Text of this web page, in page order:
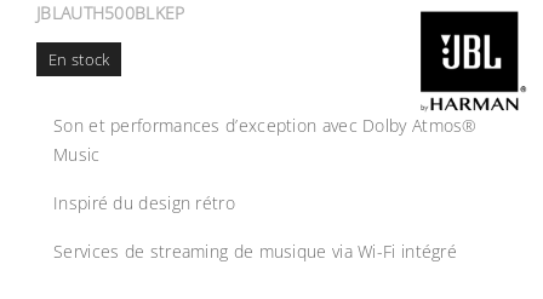
JBLAUTH500BLKEP
En stock
Son et performances d’exception avec Dolby Atmos®
Music
Inspiré du design rétro
Services de streaming de musique via Wi-Fi intégré